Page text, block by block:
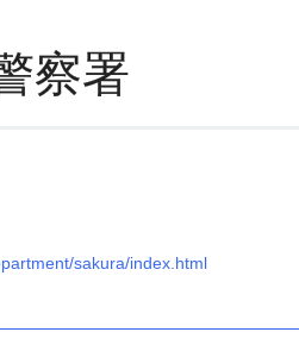
察署
sakura/index.html